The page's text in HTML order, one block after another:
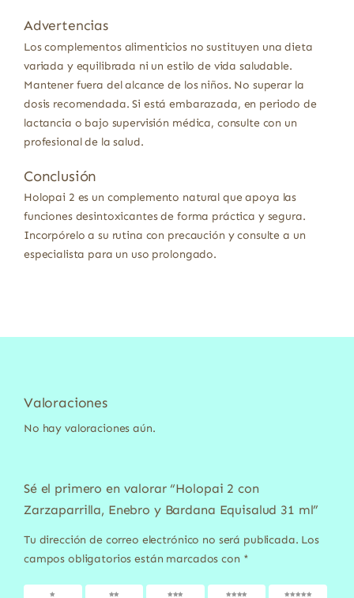
Advertencias
Los complementos alimenticios no sustituyen una dieta
variada y equilibrada ni un estilo de vida saludable.
Mantener fuera del alcance de los niños. No superar la
dosis recomendada. Si está embarazada, en periodo de
lactancia o bajo supervisión médica, consulte con un
profesional de la salud.
Conclusión
Holopai 2 es un complemento natural que apoya las
funciones desintoxicantes de forma práctica y segura.
Incorpórelo a su rutina con precaución y consulte a un
especialista para un uso prolongado.
Valoraciones
No hay valoraciones aún.
Sé el primero en valorar “Holopai 2 con
Zarzaparrilla, Enebro y Bardana Equisalud 31 ml”
Tu dirección de correo electrónico no será publicada. Los
campos obligatorios están marcados con *
1 de 5
2 de 5
3 de 5
4 de 5
5 de 5